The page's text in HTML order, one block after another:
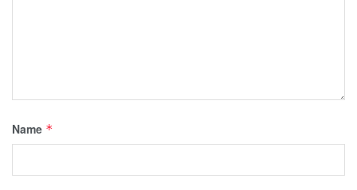
Name *